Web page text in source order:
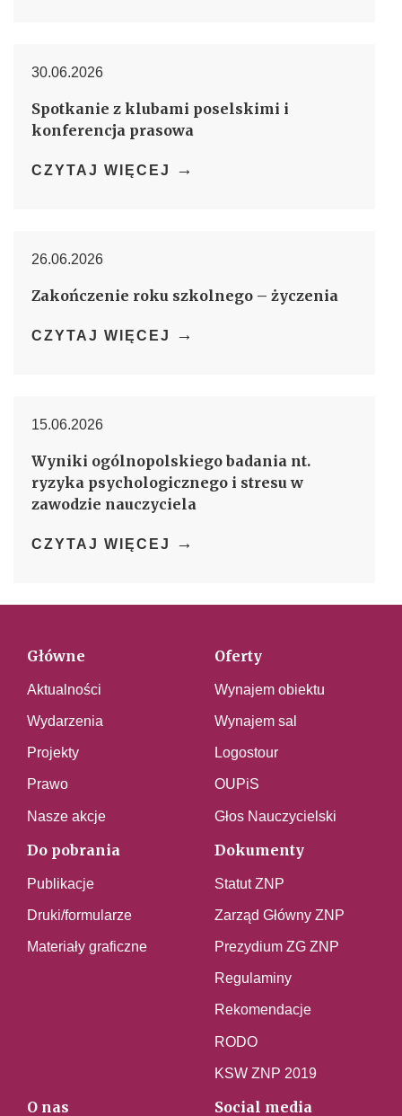
30.06.2026
Spotkanie z klubami poselskimi i
konferencja prasowa
CZYTAJ WIĘCEJ →
26.06.2026
Zakończenie roku szkolnego – życzenia
CZYTAJ WIĘCEJ →
15.06.2026
Wyniki ogólnopolskiego badania nt.
ryzyka psychologicznego i stresu w
zawodzie nauczyciela
CZYTAJ WIĘCEJ →
Główne
Aktualności
Wydarzenia
Projekty
Prawo
Nasze akcje
Oferty
Wynajem obiektu
Wynajem sal
Logostour
OUPiS
Głos Nauczycielski
Do pobrania
Publikacje
Druki/formularze
Materiały graficzne
Dokumenty
Statut ZNP
Zarząd Główny ZNP
Prezydium ZG ZNP
Regulaminy
Rekomendacje
RODO
KSW ZNP 2019
O nas Social media